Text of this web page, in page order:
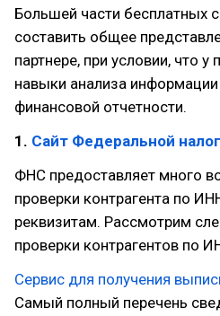
Большей части бесплатных
составить общее
партнере, при условии, что
навыки анализа
финансовой отчетности.
1. Сайт Федеральной
ФНС предоставляет много
проверки контрагента по
реквизитам. Рассмотрим
проверки контрагентов по
Сервис для получения
Самый полный перечень